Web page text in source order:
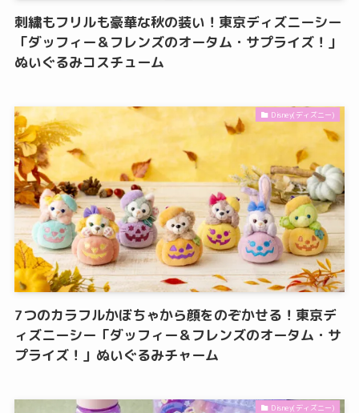
刺繍もフリルも豪華な秋の装い！東京ディズニーシー
「ダッフィー＆フレンズのオータム・サプライズ！」
ぬいぐるみコスチューム
Disney(ディズニー)
7つのカラフルかぼちゃから顔をのぞかせる！東京デ
ィズニーシー「ダッフィー＆フレンズのオータム・サ
プライズ！」ぬいぐるみチャーム
Disney(ディズニー)